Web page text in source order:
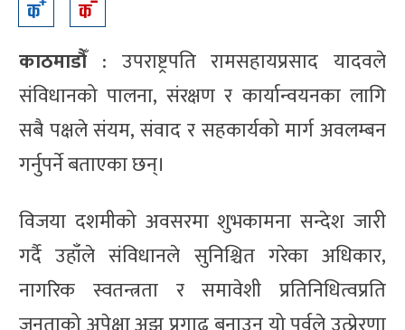
काठमाडौँ: उपराष्ट्रपति रामसहायप्रसाद यादवले
संविधानको पालना, संरक्षण र कार्यान्वयनका लागि
सबै पक्षले संयम, संवाद र सहकार्यको मार्ग अवलम्बन
गर्नुपर्ने बताएका छन्।
विजया दशमीको अवसरमा शुभकामना सन्देश जारी
गर्दै उहाँले संविधानले सुनिश्चित गरेका अधिकार,
नागरिक स्वतन्त्रता र समावेशी प्रतिनिधित्वप्रति